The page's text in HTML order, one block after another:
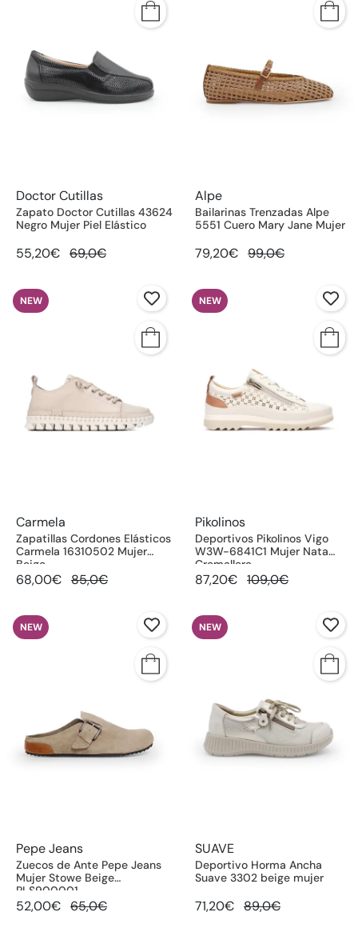
Doctor Cutillas
Zapato Doctor Cutillas 43624
Negro Mujer Piel Elástico
55,20€ 69,0€
Alpe
Bailarinas Trenzadas Alpe
5551 Cuero Mary Jane Mujer
79,20€ 99,0€
NEW
Carmela
Zapatillas Cordones Elásticos
Carmela 16310502 Mujer
Beige
68,00€ 85,0€
NEW
Pikolinos
Deportivos Pikolinos Vigo
W3W-6841C1 Mujer Nata
Cremallera
87,20€ 109,0€
NEW
Pepe Jeans
Zuecos de Ante Pepe Jeans
Mujer Stowe Beige
PLS900001
52,00€ 65,0€
NEW
SUAVE
Deportivo Horma Ancha
Suave 3302 beige mujer
71,20€ 89,0€